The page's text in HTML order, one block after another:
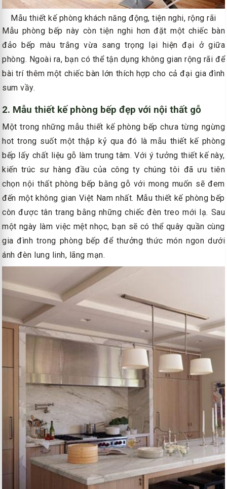
Mẫu thiết kế phòng khách năng động, tiện nghi, rộng rãi
Mẫu phòng bếp này còn tiện nghi hơn đặt một chiếc bàn
đảo bếp màu trắng vừa sang trọng lại hiện đại ở giữa
phòng. Ngoài ra, bạn có thể tận dụng không gian rộng rãi để
bài trí thêm một chiếc bàn lớn thích hợp cho cả đại gia đình
sum vầy.
2. Mẫu thiết kế phòng bếp đẹp với nội thất gỗ
Một trong những mẫu thiết kế phòng bếp chưa từng ngừng
hot trong suốt một thập kỷ qua đó là mẫu thiết kế phòng
bếp lấy chất liệu gỗ làm trung tâm. Với ý tưởng thiết kế này,
kiến trúc sư hàng đầu của công ty chúng tôi đã ưu tiên
chọn nội thất phòng bếp bằng gỗ với mong muốn sẽ đem
đến một không gian Việt Nam nhất. Mẫu thiết kế phòng bếp
còn được tân trang bằng những chiếc đèn treo mới lạ. Sau
một ngày làm việc mệt nhọc, bạn sẽ có thể quây quần cùng
gia đình trong phòng bếp để thưởng thức món ngon dưới
ánh đèn lung linh, lãng mạn.